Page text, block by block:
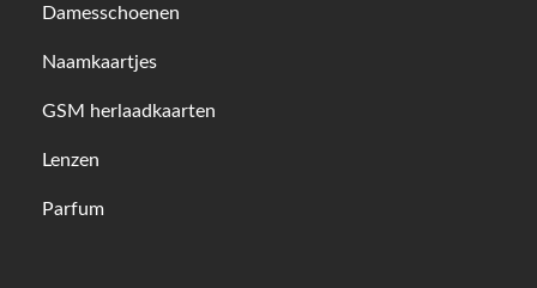
Damesschoenen
Naamkaartjes
GSM herlaadkaarten
Lenzen
Parfum